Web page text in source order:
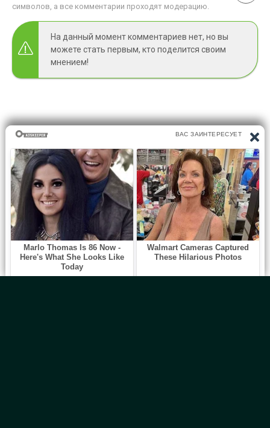
символов, а все комментарии проходят модерацию.
На данный момент комментариев нет, но вы
можете стать первым, кто поделится своим
мнением!